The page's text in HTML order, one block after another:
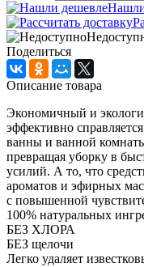
Поделиться
Описание товара
Экономичный и
эффективно
ванны и ванной
превращая уборку в
усилий. А то, что
ароматов и эфирных
с повышенной
100% натуральных
БЕЗ ХЛОРА
БЕЗ щелочи
Легко удаляет